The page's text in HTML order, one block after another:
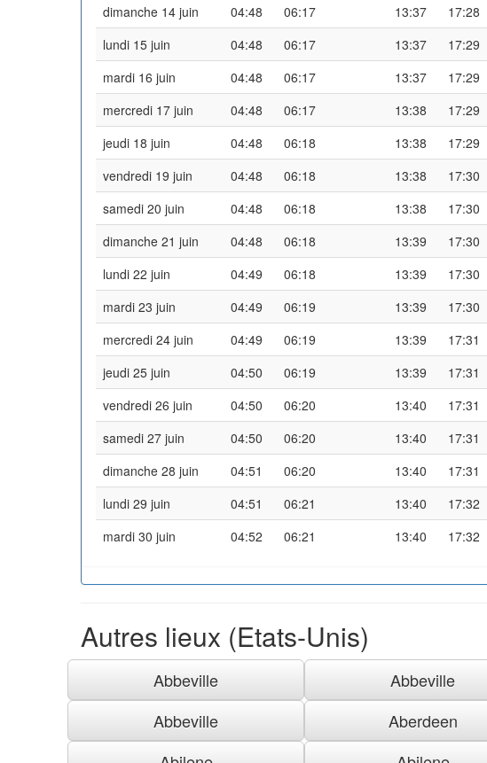
dimanche 14 juin
04:48 06:17 13:37 17:28
lundi 15 juin
04:48 06:17 13:37 17:29
mardi 16 juin
04:48 06:17 13:37 17:29
mercredi 17 juin
04:48 06:17 13:38 17:29
jeudi 18 juin
04:48 06:18 13:38 17:29
vendredi 19 juin
04:48 06:18 13:38 17:30
samedi 20 juin
04:48 06:18 13:38 17:30
dimanche 21 juin
04:48 06:18 13:39 17:30
lundi 22 juin
04:49 06:18 13:39 17:30
mardi 23 juin
04:49 06:19 13:39 17:30
mercredi 24 juin
04:49 06:19 13:39 17:31
jeudi 25 juin
04:50 06:19 13:39 17:31
vendredi 26 juin
04:50 06:20 13:40 17:31
samedi 27 juin
04:50 06:20 13:40 17:31
dimanche 28 juin
04:51 06:20 13:40 17:31
lundi 29 juin
04:51 06:21 13:40 17:32
mardi 30 juin
04:52 06:21 13:40 17:32
Autres lieux (Etats-Unis)
Abbeville Abbeville
Abbeville
Aberdeen